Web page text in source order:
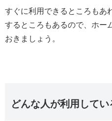
すぐに利用できるところもあ
するところもあるので、ホー
おきましょう。
どんな人が利用してい